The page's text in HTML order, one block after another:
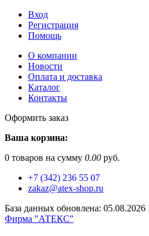
Вход
Регистрация
Помощь
О компании
Новости
Оплата и доставка
Каталог
Контакты
Оформить заказ
Ваша корзина:
0 товаров на сумму 0.00 руб.
+7 (342) 236 55 07
zakaz@atex-shop.ru
База данных обновлена: 05.08.2026
Фирма "АТЕКС"